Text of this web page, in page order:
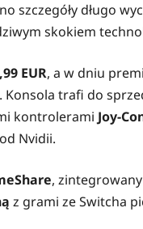
szczegóły długo
skokiem
EUR, a w dniu
. Konsola trafi do
kontrolerami Joy-
Nvidii.
,
z grami ze Switcha